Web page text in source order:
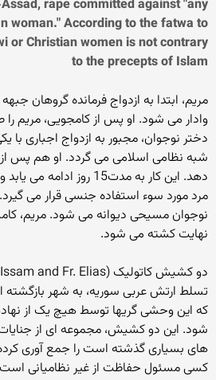
rape committed against "any
woman." According to the fatwa to
or Christian women is not contrary
to the precepts of Islam
مریم، ابتدا به ازدواج فرمانده گروهان
وادار می شود. او پس از کامجویی، مریم
دختر نوجوان، مجبور به ازدواج اجباری با
شبه نظامی اسلامی می گردد. او هم پس از
مرد مورد سوء استفاده جنسی قرار می
نوجوان مسیحی دیوانه می شود. مریم،
نهایت کشته می شود.
تسلط ارتش عربی سوریه، به شهر بازگشته
که این وحشی گریها توسط هیچ یک از
شود. این دو کشیش، مجموعه ای از
های بسیاری گذشته است را جمع آوری
کسی مسئول حفاظت از غیر نظامیانی